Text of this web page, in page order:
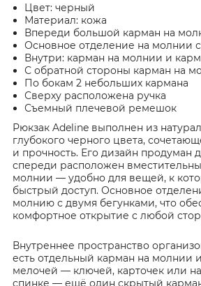
Цвет: черный
Материал: кожа
Впереди большой карман на
Основное отделение на молнии
Внутри: карман на молнии и
С обратной стороны карман на
По бокам 2 небольших кармана
Сверху расположена ручка
Съемный плечевой ремешок
Рюкзак Adeline выполнен из
глубокого черного цвета,
и прочность. Его дизайн продуман
спереди расположен
молнии — удобно для вещей, к
быстрый доступ. Основное
молнию с двумя бегунками, что
комфортное открытие с любой
Внутреннее пространство
есть отдельный карман на молнии
мелочей — ключей, карточек или
спинке — ещё один скрытый